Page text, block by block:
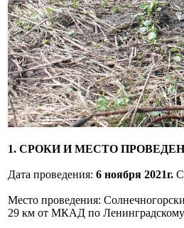
1. СРОКИ И МЕСТО
Дата проведения: 6 ноября 2021г.
Место проведения:
29 км от МКАД по